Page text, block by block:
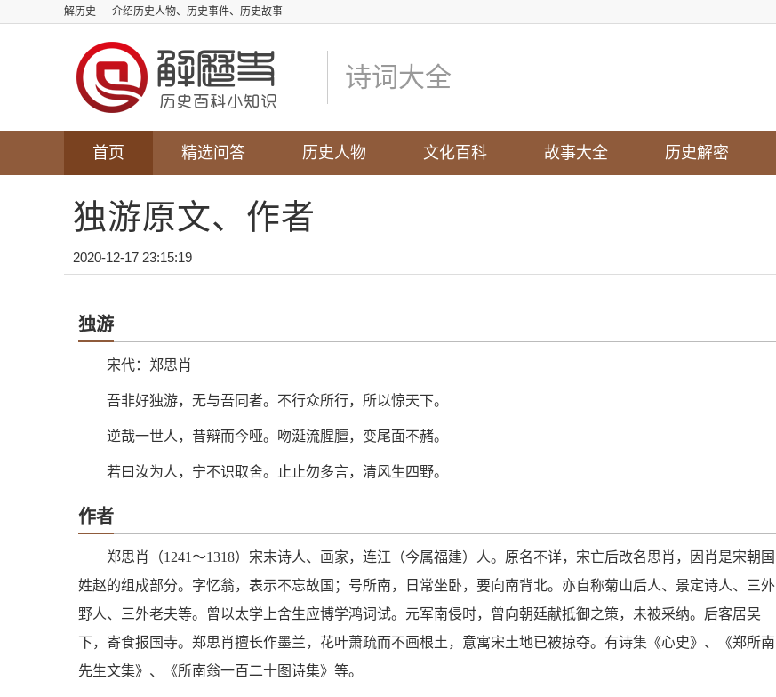
解历史 — 介绍历史人物、历史事件、历史故事
诗词大全
首页 精选问答 历史人物 文化百科 故事大全 历史解密
独游原文、作者
2020-12-17 23:15:19
独游
宋代：郑思肖
吾非好独游，无与吾同者。不行众所行，所以惊天下。
逆哉一世人，昔辩而今哑。吻涎流腥膻，变尾面不赭。
若曰汝为人，宁不识取舍。止止勿多言，清风生四野。
作者
郑思肖（1241～1318）宋末诗人、画家，连江（今属福建）人。原名不详，宋亡后改名思肖，因肖是宋朝国
姓赵的组成部分。字忆翁，表示不忘故国；号所南，日常坐卧，要向南背北。亦自称菊山后人、景定诗人、三外
野人、三外老夫等。曾以太学上舍生应博学鸿词试。元军南侵时，曾向朝廷献抵御之策，未被采纳。后客居吴
下，寄食报国寺。郑思肖擅长作墨兰，花叶萧疏而不画根土，意寓宋土地已被掠夺。有诗集《心史》、《郑所南
先生文集》、《所南翁一百二十图诗集》等。